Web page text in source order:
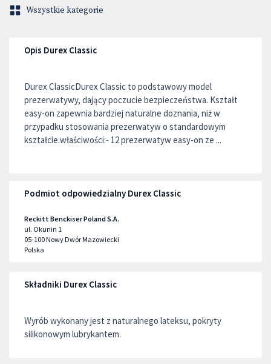
Wszystkie kategorie
Opis Durex Classic
Durex ClassicDurex Classic to podstawowy model
prezerwatywy, dający poczucie bezpieczeństwa. Kształt
easy-on zapewnia bardziej naturalne doznania, niż w
przypadku stosowania prezerwatyw o standardowym
kształcie.właściwości:- 12 prezerwatyw easy-on ze ...
Podmiot odpowiedzialny Durex Classic
Reckitt Benckiser Poland S.A.
ul. Okunin 1
05-100Nowy Dwór Mazowiecki
Polska
Składniki Durex Classic
Wyrób wykonany jest z naturalnego lateksu, pokryty
silikonowym lubrykantem.